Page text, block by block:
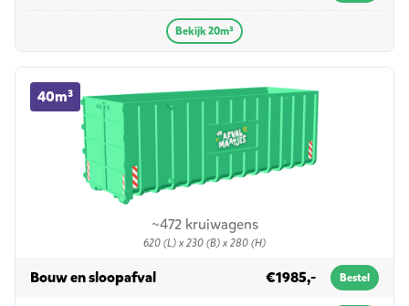
Bekijk 20m³
~472 kruiwagens
620 (L) x 230 (B) x 280 (H)
40m³
40m³ container huren
Bouw en sloopafvalin 40m³ €1985,- Bestel